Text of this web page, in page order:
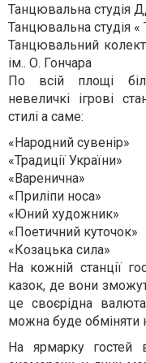
Танцювальна студія
Танцювальна студія «
Танцювальний
ім.. О. Гончара
По всій площі
невеличкі ігрові
стилі а саме:
«Народний сувенір»
«Традиції України»
«Варенична»
«Приліпи носа»
«Юний художник»
«Поетичний куточок»
«Козацька сила»
На кожній станції
казок, де вони
це своєрідна
можна буде обміняти
На ярмарку гостей